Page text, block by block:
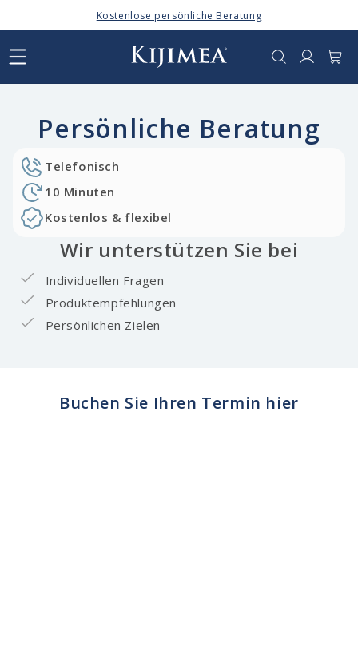
Inhalt
Kostenlose persönliche Beratung
Anmelden
Persönliche Beratung
Telefonisch
10 Minuten
Kostenlos & flexibel
Wir unterstützen Sie bei
Individuellen Fragen
Produktempfehlungen
Persönlichen Zielen
Buchen Sie Ihren Termin hier